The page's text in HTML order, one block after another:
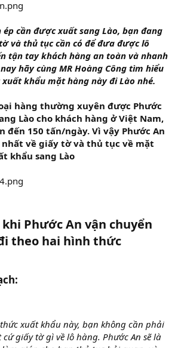
ép cần được xuất sang Lào, bạn đang
và thủ tục cần có để đưa được lô
tận tay khách hàng an toàn và nhanh
hãy cùng MR Hoàng Công tìm hiểu
khẩu mặt hàng này đi Lào nhé.
hàng thường xuyên được Phước
Lào cho khách hàng ở Việt Nam,
đến 150 tấn/ngày. Vì vậy Phước An
về giấy tờ và thủ tục về mặt
khẩu sang Lào
Phước An vận chuyển
theo hai hình thức​
xuất khẩu này, bạn không cần phải
giấy tờ gì về lô hàng. Phước An sẽ là